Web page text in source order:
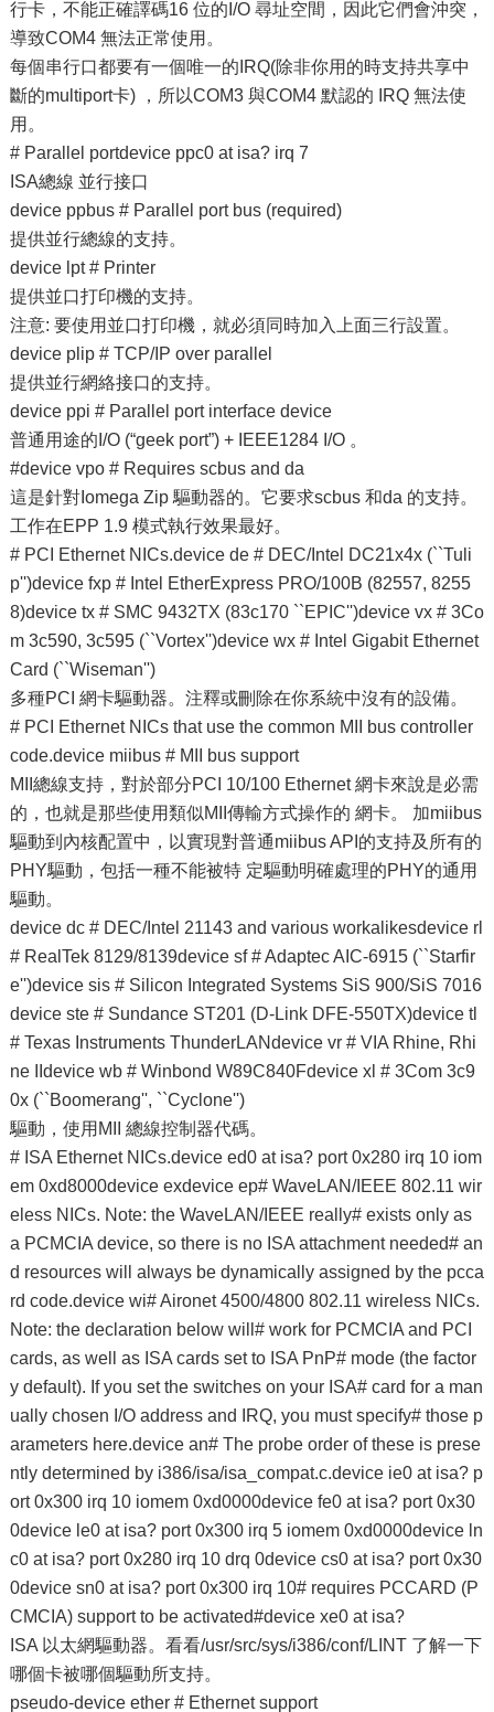
行卡，不能正確譯碼16 位的I/O 尋址空間，因此它們會沖突，
導致COM4 無法正常使用。
每個串行口都要有一個唯一的IRQ(除非你用的時支持共享中
斷的multiport卡) ，所以COM3 與COM4 默認的 IRQ 無法使
用。
# Parallel portdevice ppc0 at isa? irq 7
ISA總線 並行接口
device ppbus # Parallel port bus (required)
提供並行總線的支持。
device lpt # Printer
提供並口打印機的支持。
注意: 要使用並口打印機，就必須同時加入上面三行設置。
device plip # TCP/IP over parallel
提供並行網絡接口的支持。
device ppi # Parallel port interface device
普通用途的I/O (“geek port”) + IEEE1284 I/O 。
#device vpo # Requires scbus and da
這是針對Iomega Zip 驅動器的。它要求scbus 和da 的支持。
工作在EPP 1.9 模式執行效果最好。
# PCI Ethernet NICs.device de # DEC/Intel DC21x4x (``Tuli
p'')device fxp # Intel EtherExpress PRO/100B (82557, 8255
8)device tx # SMC 9432TX (83c170 ``EPIC'')device vx # 3Co
m 3c590, 3c595 (``Vortex'')device wx # Intel Gigabit Ethernet
Card (``Wiseman'')
多種PCI 網卡驅動器。注釋或刪除在你系統中沒有的設備。
# PCI Ethernet NICs that use the common MII bus controller
code.device miibus # MII bus support
MII總線支持，對於部分PCI 10/100 Ethernet 網卡來說是必需
的，也就是那些使用類似MII傳輸方式操作的 網卡。 加miibus
驅動到內核配置中，以實現對普通miibus API的支持及所有的
PHY驅動，包括一種不能被特 定驅動明確處理的PHY的通用
驅動。
device dc # DEC/Intel 21143 and various workalikesdevice rl
# RealTek 8129/8139device sf # Adaptec AIC-6915 (``Starfir
e'')device sis # Silicon Integrated Systems SiS 900/SiS 7016
device ste # Sundance ST201 (D-Link DFE-550TX)device tl
# Texas Instruments ThunderLANdevice vr # VIA Rhine, Rhi
ne IIdevice wb # Winbond W89C840Fdevice xl # 3Com 3c9
0x (``Boomerang'', ``Cyclone'')
驅動，使用MII 總線控制器代碼。
# ISA Ethernet NICs.device ed0 at isa? port 0x280 irq 10 iom
em 0xd8000device exdevice ep# WaveLAN/IEEE 802.11 wir
eless NICs. Note: the WaveLAN/IEEE really# exists only as
a PCMCIA device, so there is no ISA attachment needed# an
d resources will always be dynamically assigned by the pcca
rd code.device wi# Aironet 4500/4800 802.11 wireless NICs.
Note: the declaration below will# work for PCMCIA and PCI
cards, as well as ISA cards set to ISA PnP# mode (the factor
y default). If you set the switches on your ISA# card for a man
ually chosen I/O address and IRQ, you must specify# those p
arameters here.device an# The probe order of these is prese
ntly determined by i386/isa/isa_compat.c.device ie0 at isa? p
ort 0x300 irq 10 iomem 0xd0000device fe0 at isa? port 0x30
0device le0 at isa? port 0x300 irq 5 iomem 0xd0000device ln
c0 at isa? port 0x280 irq 10 drq 0device cs0 at isa? port 0x30
0device sn0 at isa? port 0x300 irq 10# requires PCCARD (P
CMCIA) support to be activated#device xe0 at isa?
ISA 以太網驅動器。看看/usr/src/sys/i386/conf/LINT 了解一下
哪個卡被哪個驅動所支持。
pseudo-device ether # Ethernet support